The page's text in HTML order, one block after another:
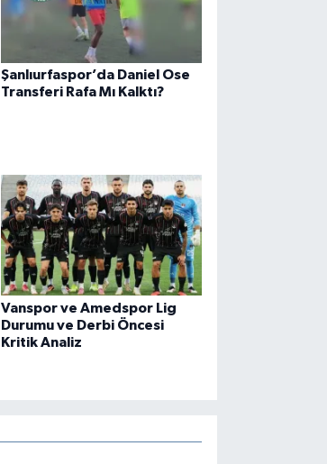
Şanlıurfaspor’da Daniel Ose
Transferi Rafa Mı Kalktı?
Vanspor ve Amedspor Lig
Durumu ve Derbi Öncesi
Kritik Analiz